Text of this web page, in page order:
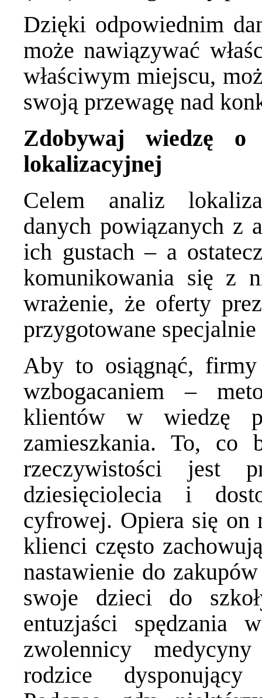
Dzięki odpowiednim
może nawiązywać
właściwym miejscu,
swoją przewagę nad
Zdobywaj wiedzę o
lokalizacyjnej
Celem analiz
danych powiązanych z
ich gustach – a
komunikowania się z
wrażenie, że oferty
przygotowane
Aby to osiągnąć, firmy
wzbogacaniem –
klientów w wiedzę
zamieszkania. To, co
rzeczywistości jest
dziesięciolecia i
cyfrowej. Opiera się on
klienci często
nastawienie do
swoje dzieci do
entuzjaści spędzania
zwolennicy
rodzice dysponujący